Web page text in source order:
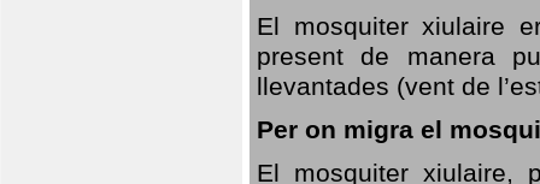
El mosquiter xiulaire
present de manera
llevantades (vent de
Per on migra el
El mosquiter xiulaire,